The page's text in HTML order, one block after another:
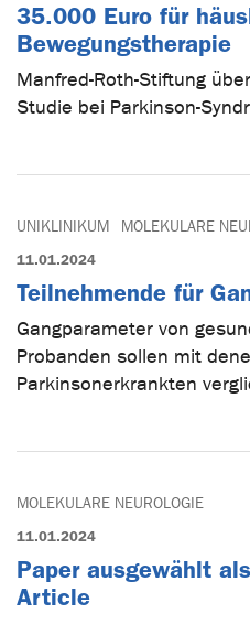
35.000 Euro für
Bewegungstherapie
Manfred-Roth-Stiftung
Studie bei Parkinson-
UNIKLINIKUM MOLEKULARE
11.01.2024
Teilnehmende für
Gangparameter von
Probanden sollen mit
Parkinsonerkrankten
MOLEKULARE NEUROLOGIE
11.01.2024
Paper ausgewählt
Article